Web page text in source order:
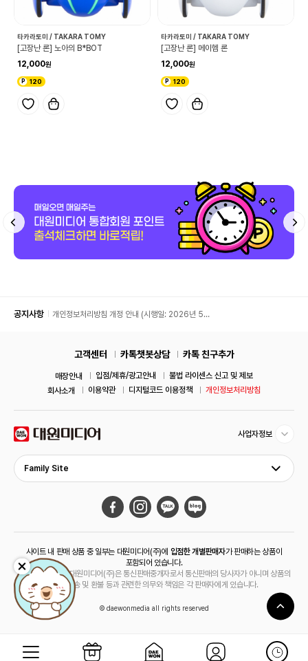
타카라토미 / TAKARA TOMY
[고장난 론] 노아의 B*BOT
12,000
120
타카라토미 / TAKARA TOMY
[고장난 론] 메이헴 론
12,000
120
공지사항
개인정보처리방침 개정 안내 (시행일: 2026년 5월
고객센터 카톡챗봇상담 카톡 친구추가
매장안내 입점/제휴/광고안내
불법 라이센스 신고 및 제보
회사소개
이용약관 디지털코드 이용정책 개인정보처리방침
사업자정보
Family Site
사이트 내 판매 상품 중 일부는 대원미디어(주)에 입점한 개별판매자가 판매하는 상품이
포함되어 있습니다.
해당 상품의 경우 대원미디어(주)은 통신판매중개자로서 통신판매의 당사자가 아니며 상품의
주문, 배송 및 환불 등과 관련한 의무와 책임은 각 판매자에게 있습니다.
© daewonmedia all rights reserved